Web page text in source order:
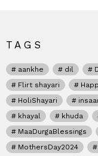
TAGS
aankhe dil
Flirt shayari
HoliShayari
khayal
khuda
MaaDurgaBlessings
MothersDay2024